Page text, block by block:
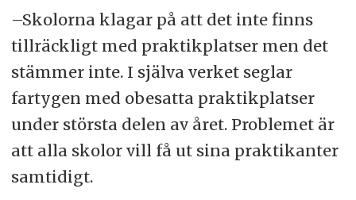
–Skolorna klagar på att det inte finns
tillräckligt med praktikplatser men det
stämmer inte. I själva verket seglar
fartygen med obesatta praktikplatser
under största delen av året. Problemet är
att alla skolor vill få ut sina praktikanter
samtidigt.